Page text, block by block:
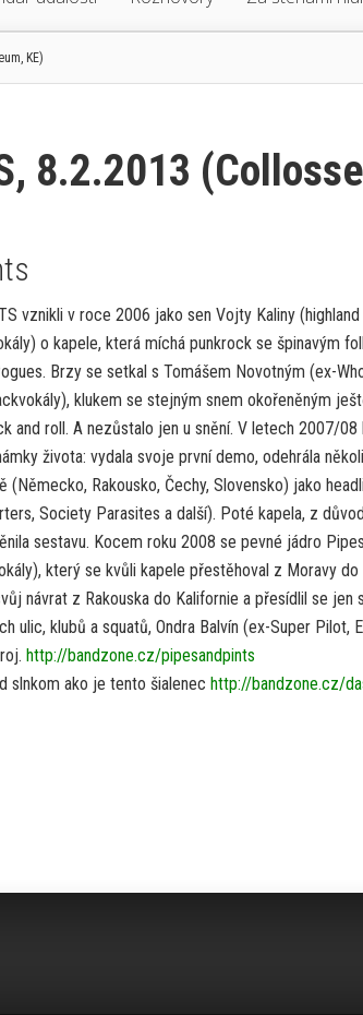
KE)
8.2.2013
vznikli v roce 2006 jako sen Vojty Kaliny (highland
o kapele, která míchá punkrock se špinavým
Brzy se setkal s Tomášem Novotným (ex-
klukem se stejným snem okořeněným
and roll. A nezůstalo jen u snění. V letech 2007/08
života: vydala svoje první demo, odehrála
(Německo, Rakousko, Čechy, Slovensko) jako
Society Parasites a další). Poté kapela, z
sestavu. Kocem roku 2008 se pevné jádro
který se kvůli kapele přestěhoval z Moravy do
návrat z Rakouska do Kalifornie a přesídlil se jen
ulic, klubů a squatů, Ondra Balvín (ex-Super Pilot,
http://bandzone.cz/pipesandpints
slnkom ako je tento šialenec http://bandzone.cz/